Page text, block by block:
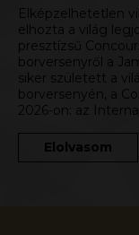
Elképzelhetetlen
elhozta a világ
presztízsű
borversenyről a
siker született a
borversenyén, a
2026-on: az
Elolvasom